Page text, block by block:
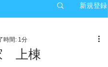
新規登録
上棟
時間: 1分